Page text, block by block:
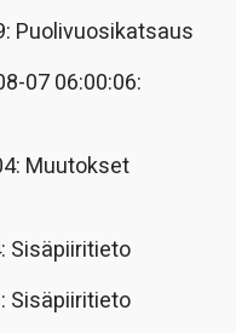
Puolivuosikatsaus
07 06:00:06:
Muutokset
Sisäpiiritieto
Sisäpiiritieto